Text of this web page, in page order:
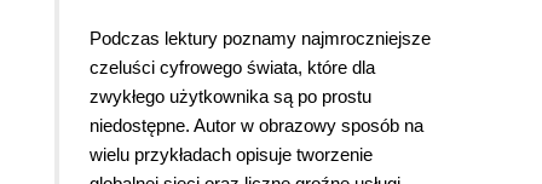
Podczas lektury poznamy najmroczniejsze
czeluści cyfrowego świata, które dla
zwykłego użytkownika są po prostu
niedostępne. Autor w obrazowy sposób na
wielu przykładach opisuje tworzenie